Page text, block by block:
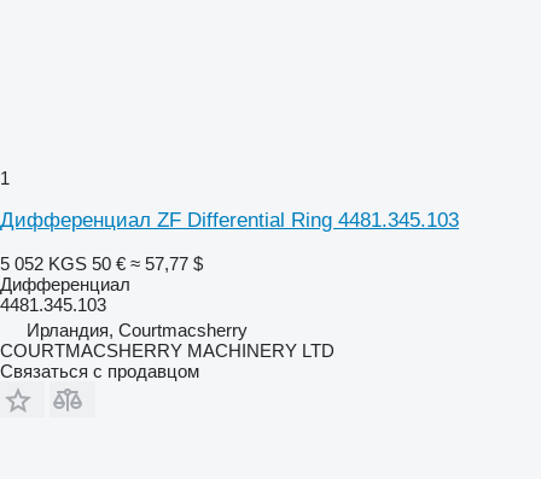
1
Дифференциал ZF Differential Ring 4481.345.103
5 052 KGS 50 € ≈ 57,77 $
Дифференциал
4481.345.103
Ирландия, Courtmacsherry
COURTMACSHERRY MACHINERY LTD
Связаться с продавцом